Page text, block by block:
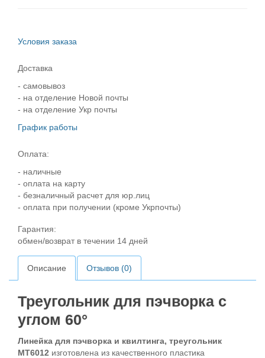
Условия заказа
Доставка
- самовывоз
- на отделение Новой почты
- на отделение Укр почты
График работы
Оплата:
- наличные
- оплата на карту
- безналичный расчет для юр.лиц
- оплата при получении (кроме Укрпочты)
Гарантия:
обмен/возврат в течении 14 дней
Описание Отзывов (0)
Треугольник для пэчворка с
углом 60°
Линейка для пэчворка и квилтинга, треугольник
MT6012 изготовлена из качественного пластика